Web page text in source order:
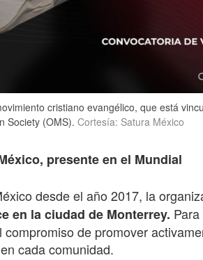
cristiano evangélico, que está
Society (OMS). Cortesía: Satura México
presente en el Mundial
desde el año 2017, la
en la ciudad de Monterrey.
de promover
cada comunidad.